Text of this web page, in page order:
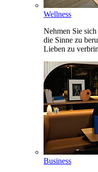
Wellness
Nehmen Sie
die Sinne zu
Lieben zu
Business